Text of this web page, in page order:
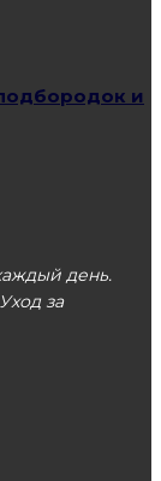
и
день.
за